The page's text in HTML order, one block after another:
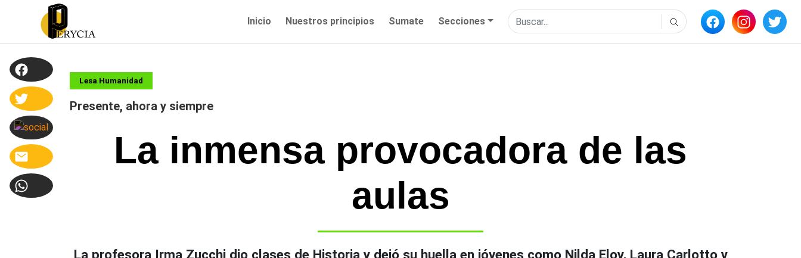
Inicio Nuestros principios Sumate Secciones
Lesa Humanidad
Presente, ahora y siempre
La inmensa provocadora de las
aulas
La profesora Irma Zucchi dio clases de Historia y dejó su huella en jóvenes como Nilda Eloy, Laura Carlotto y